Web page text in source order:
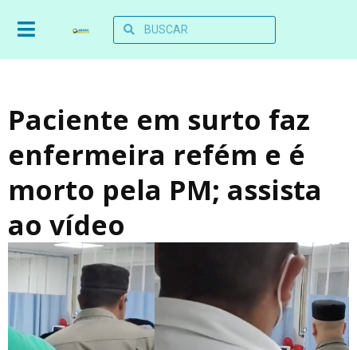
Paciente em surto faz
enfermeira refém e é
morto pela PM; assista
ao vídeo